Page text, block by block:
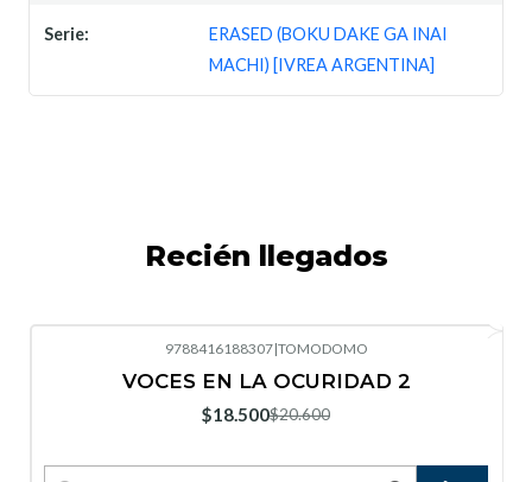
Serie:
ERASED (BOKU DAKE GA INAI
MACHI) [IVREA ARGENTINA]
Recién llegados
9788416188307|TOMODOMO
VOCES EN LA OCURIDAD 2
$18.500$20.600